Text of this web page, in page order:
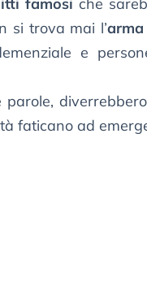
famosi che
si trova mai l’
e
faticano ad